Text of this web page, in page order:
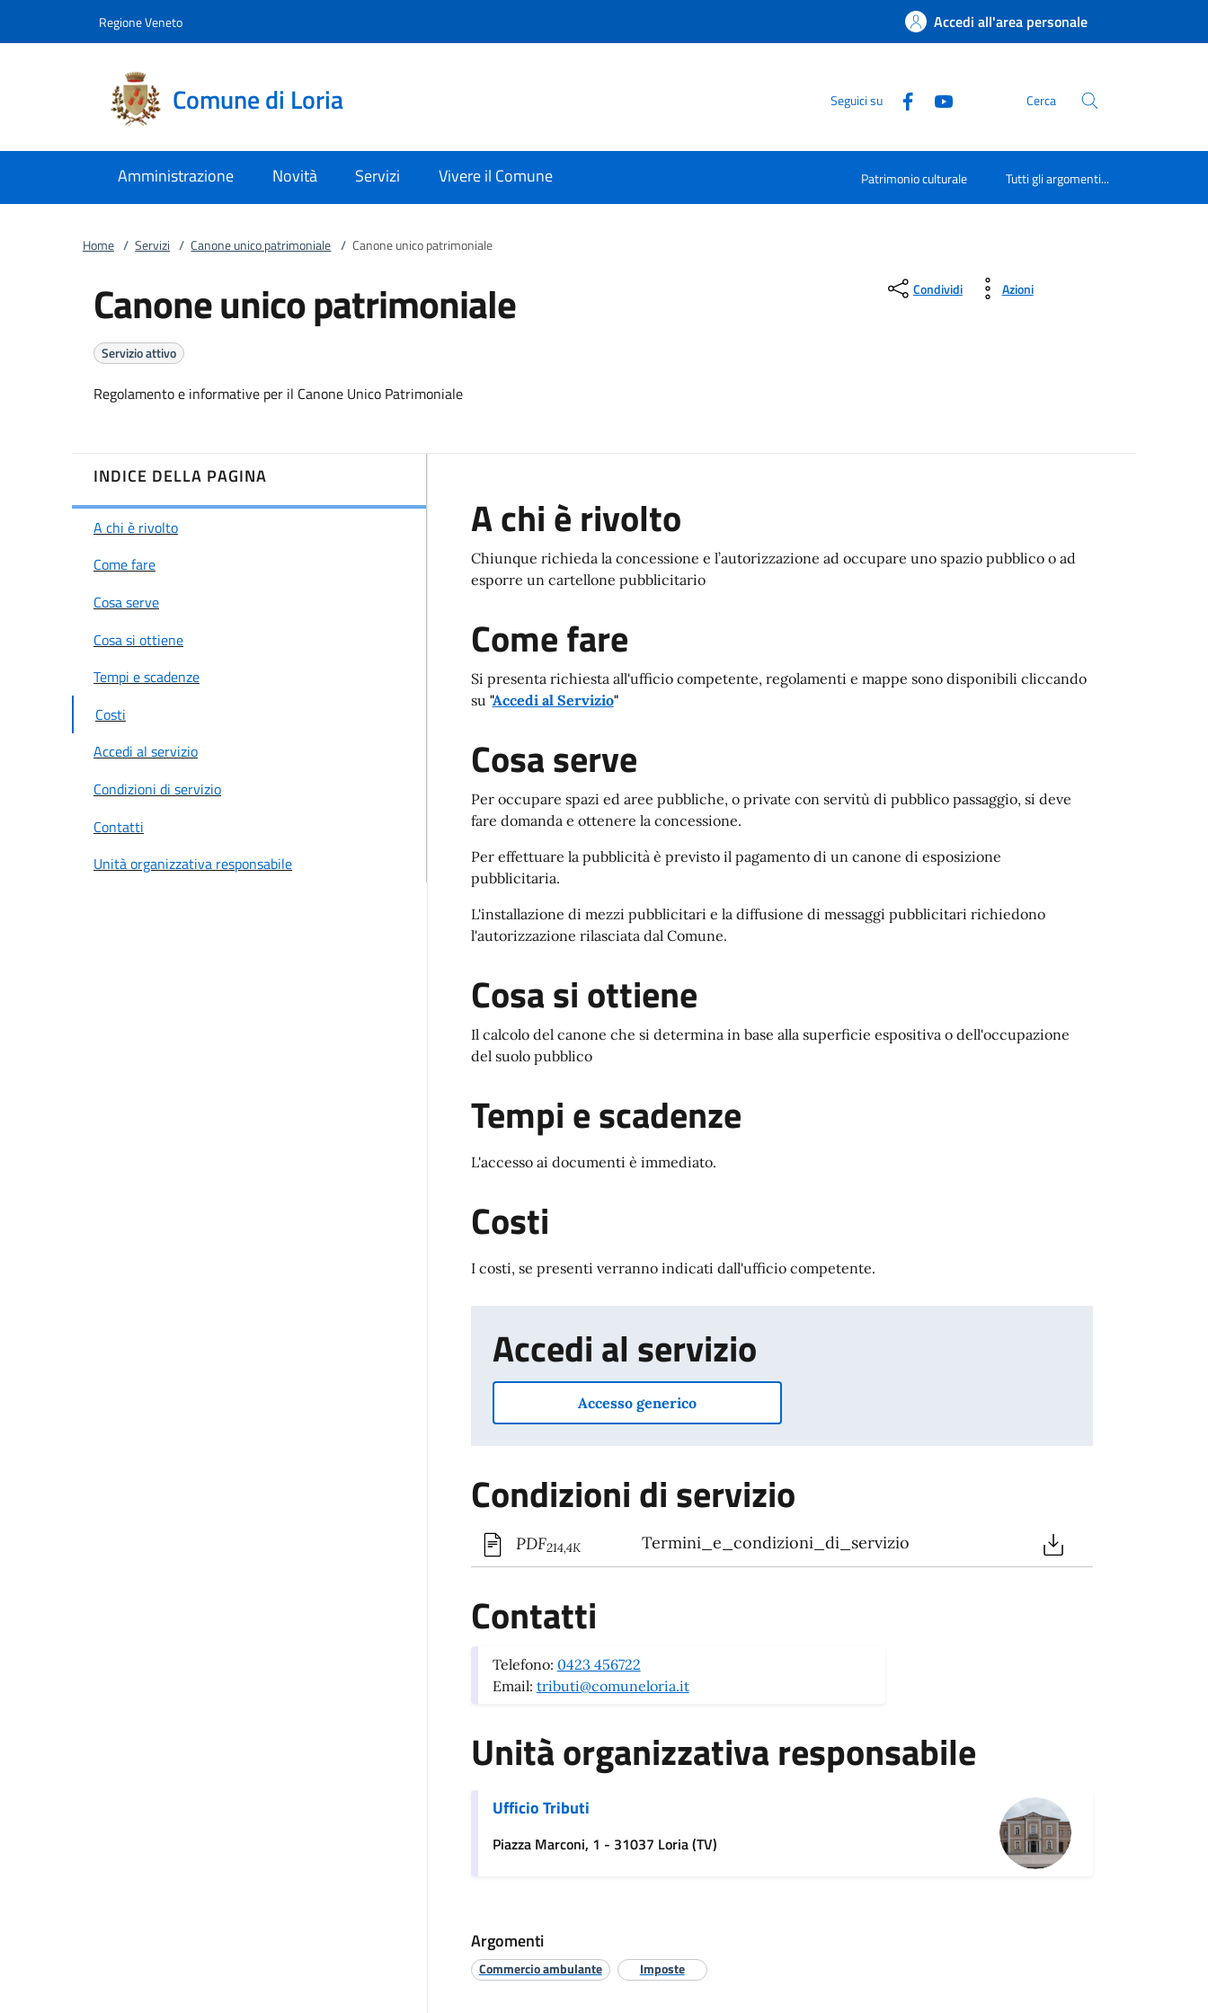
Regione Veneto Accedi all'area personale
Comune di Loria Seguici su Cerca
Amministrazione Novità Servizi Vivere il Comune Patrimonio culturale Tutti gli argomenti...
Home / Servizi / Canone unico patrimoniale / Canone unico patrimoniale
Canone unico patrimoniale
Servizio attivo
Regolamento e informative per il Canone Unico Patrimoniale
Condividi Azioni
INDICE DELLA PAGINA
A chi è rivolto
Come fare
Cosa serve
Cosa si ottiene
Tempi e scadenze
Costi
Accedi al servizio
Condizioni di servizio
Contatti
Unità organizzativa responsabile
A chi è rivolto
Chiunque richieda la concessione e l’autorizzazione ad occupare uno spazio pubblico o ad
esporre un cartellone pubblicitario
Come fare
Si presenta richiesta all'ufficio competente, regolamenti e mappe sono disponibili cliccando
su "Accedi al Servizio"
Cosa serve
Per occupare spazi ed aree pubbliche, o private con servitù di pubblico passaggio, si deve
fare domanda e ottenere la concessione.
Per effettuare la pubblicità è previsto il pagamento di un canone di esposizione
pubblicitaria.
L'installazione di mezzi pubblicitari e la diffusione di messaggi pubblicitari richiedono
l'autorizzazione rilasciata dal Comune.
Cosa si ottiene
Il calcolo del canone che si determina in base alla superficie espositiva o dell'occupazione
del suolo pubblico
Tempi e scadenze
L'accesso ai documenti è immediato.
Costi
I costi, se presenti verranno indicati dall'ufficio competente.
Accedi al servizio
Accesso generico
Condizioni di servizio
PDF214,4K Termini_e_condizioni_di_servizio
Contatti
Telefono: 0423 456722
Email: tributi@comuneloria.it
Unità organizzativa responsabile
Ufficio Tributi
Piazza Marconi, 1 - 31037 Loria (TV)
Argomenti
Commercio ambulante Imposte